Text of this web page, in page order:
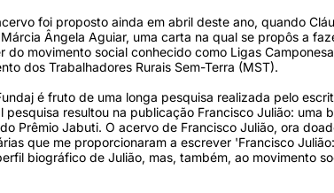
foi proposto ainda em abril deste ano, quando
Ângela Aguiar, uma carta na qual se propôs a
do movimento social conhecido como Ligas
dos Trabalhadores Rurais Sem-Terra (MST).
é fruto de uma longa pesquisa realizada pelo
pesquisa resultou na publicação Francisco Julião: uma
Prêmio Jabuti. O acervo de Francisco Julião, ora
que me proporcionaram a escrever 'Francisco
biográfico de Julião, mas, também, ao movimento